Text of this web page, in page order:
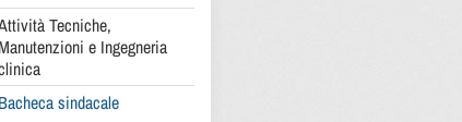
Tecniche,
Manutenzioni e Ingegneria
Bacheca sindacale